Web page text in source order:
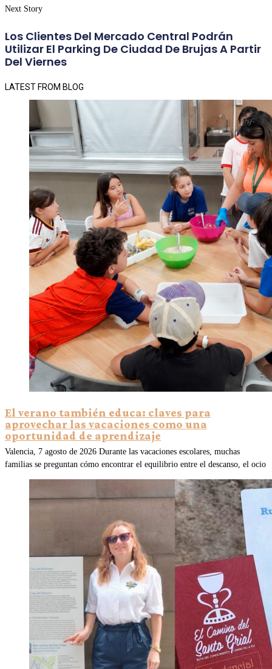
Next Story
Los Clientes Del Mercado Central Podrán
Utilizar El Parking De Ciudad De Brujas A Partir
Del Viernes
LATEST FROM BLOG
El verano también educa: claves para
aprovechar las vacaciones como una
oportunidad de aprendizaje
Valencia, 7 agosto de 2026 Durante las vacaciones escolares, muchas
familias se preguntan cómo encontrar el equilibrio entre el descanso, el ocio